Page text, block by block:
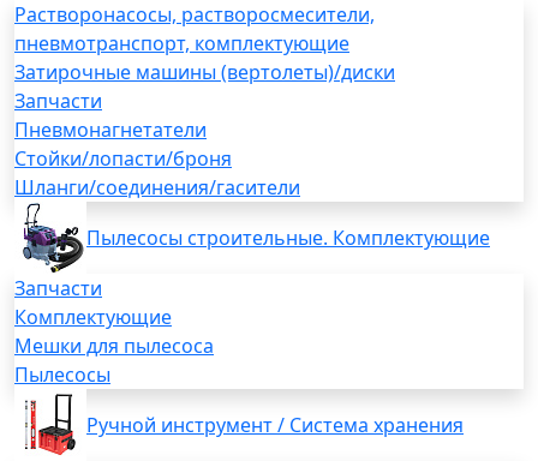
Растворонасосы, растворосмесители,
пневмотранспорт, комплектующие
Затирочные машины (вертолеты)/диски
Запчасти
Пневмонагнетатели
Стойки/лопасти/броня
Шланги/соединения/гасители
Пылесосы строительные. Комплектующие
Запчасти
Комплектующие
Мешки для пылесоса
Пылесосы
Ручной инструмент / Система хранения